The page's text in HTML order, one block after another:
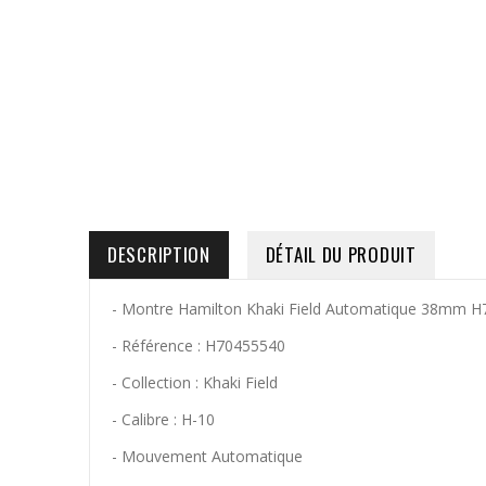
DESCRIPTION DÉTAIL DU PRODUIT
- Montre Hamilton Khaki Field Automatique 38mm
- Référence : H70455540
- Collection : Khaki Field
- Calibre : H-10
- Mouvement Automatique